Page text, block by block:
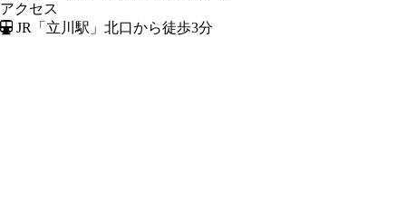
アクセス
JR「立川駅」北口から徒歩3分